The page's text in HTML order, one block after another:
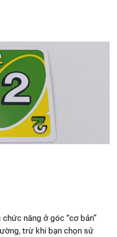
năng ở góc “cơ bản”
trừ khi bạn chọn sử